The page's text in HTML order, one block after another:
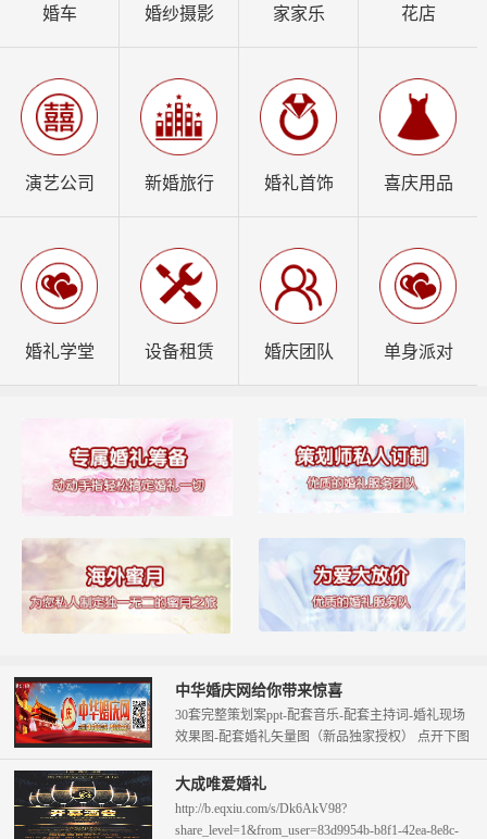
婚车 婚纱摄影 家家乐 花店
演艺公司 新婚旅行 婚礼首饰 喜庆用品
婚礼学堂 设备租赁 婚庆团队 单身派对
中华婚庆网给你带来惊喜
30套完整策划案ppt-配套音乐-配套主持词-婚礼现场
效果图-配套婚礼矢量图（新品独家授权） 点开下图
大成唯爱婚礼
http://b.eqxiu.com/s/Dk6AkV98?
share_level=1&from_user=83d9954b-b8f1-42ea-8e8c-